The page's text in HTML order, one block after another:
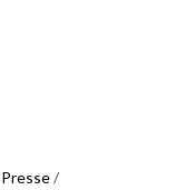
Presse/